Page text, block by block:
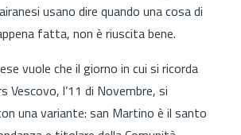
usano dire quando una cosa di
fatta, non è riuscita bene.
vuole che il giorno in cui si ricorda
Vescovo, l’11 di Novembre, si
una variante: san Martino è il santo